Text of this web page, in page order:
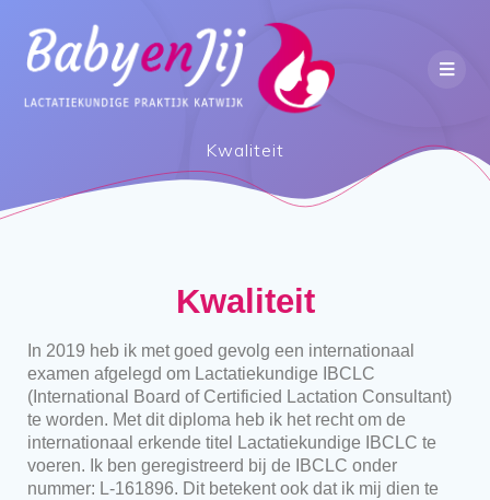
Kwaliteit
Kwaliteit
In 2019 heb ik met goed gevolg een internationaal
examen afgelegd om Lactatiekundige IBCLC
(International Board of Certificied Lactation Consultant)
te worden. Met dit diploma heb ik het recht om de
internationaal erkende titel Lactatiekundige IBCLC te
voeren. Ik ben geregistreerd bij de IBCLC onder
nummer: L-161896. Dit betekent ook dat ik mij dien te